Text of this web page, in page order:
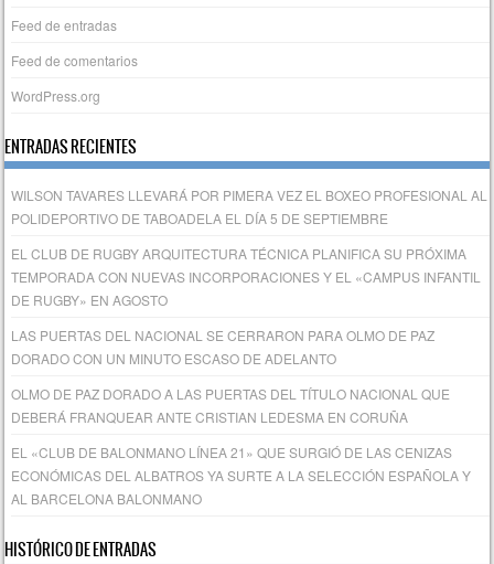
Feed de entradas
Feed de comentarios
WordPress.org
ENTRADAS RECIENTES
WILSON TAVARES LLEVARÁ POR PIMERA VEZ EL BOXEO PROFESIONAL AL
POLIDEPORTIVO DE TABOADELA EL DÍA 5 DE SEPTIEMBRE
EL CLUB DE RUGBY ARQUITECTURA TÉCNICA PLANIFICA SU PRÓXIMA
TEMPORADA CON NUEVAS INCORPORACIONES Y EL «CAMPUS INFANTIL
DE RUGBY» EN AGOSTO
LAS PUERTAS DEL NACIONAL SE CERRARON PARA OLMO DE PAZ
DORADO CON UN MINUTO ESCASO DE ADELANTO
OLMO DE PAZ DORADO A LAS PUERTAS DEL TÍTULO NACIONAL QUE
DEBERÁ FRANQUEAR ANTE CRISTIAN LEDESMA EN CORUÑA
EL «CLUB DE BALONMANO LÍNEA 21» QUE SURGIÓ DE LAS CENIZAS
ECONÓMICAS DEL ALBATROS YA SURTE A LA SELECCIÓN ESPAÑOLA Y
AL BARCELONA BALONMANO
HISTÓRICO DE ENTRADAS